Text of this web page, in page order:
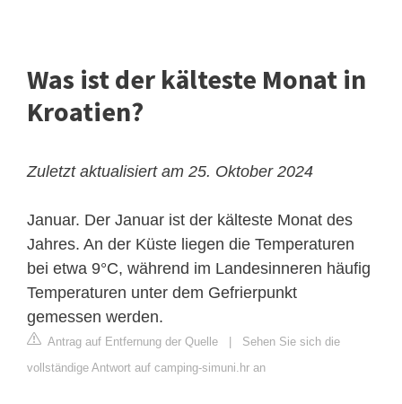
Was ist der kälteste Monat in
Kroatien?
Zuletzt aktualisiert am 25. Oktober 2024
Januar. Der Januar ist der kälteste Monat des
Jahres. An der Küste liegen die Temperaturen
bei etwa 9°C, während im Landesinneren häufig
Temperaturen unter dem Gefrierpunkt
gemessen werden.
Antrag auf Entfernung der Quelle
Sehen Sie sich die
vollständige Antwort auf camping-simuni.hr an